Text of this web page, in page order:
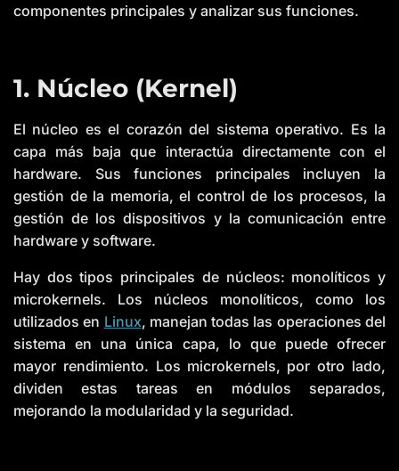
componentes principales y analizar sus funciones.
1. Núcleo (Kernel)
El núcleo es el corazón del sistema operativo. Es la
capa más baja que interactúa directamente con el
hardware. Sus funciones principales incluyen la
gestión de la memoria, el control de los procesos, la
gestión de los dispositivos y la comunicación entre
hardware y software.
Hay dos tipos principales de núcleos: monolíticos y
microkernels. Los núcleos monolíticos, como los
utilizados en Linux, manejan todas las operaciones del
sistema en una única capa, lo que puede ofrecer
mayor rendimiento. Los microkernels, por otro lado,
dividen estas tareas en módulos separados,
mejorando la modularidad y la seguridad.